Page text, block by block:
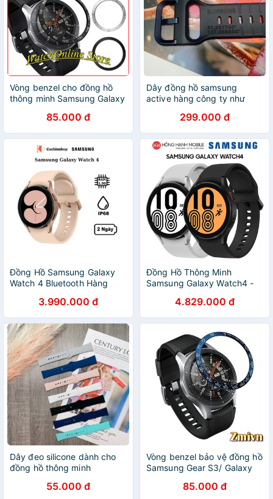
Vòng benzel cho đồng hồ
thông minh Samsung Galaxy
85.000 đ
Dây đồng hồ samsung
active hàng công ty như
299.000 đ
Đồng Hồ Samsung Galaxy
Watch 4 Bluetooth Hàng
3.990.000 đ
Đồng Hồ Thông Minh
Samsung Galaxy Watch4 -
4.829.000 đ
Dây đeo silicone dành cho
đồng hồ thông minh
55.000 đ
Vòng benzel bảo vệ đồng hồ
Samsung Gear S3/ Galaxy
85.000 đ